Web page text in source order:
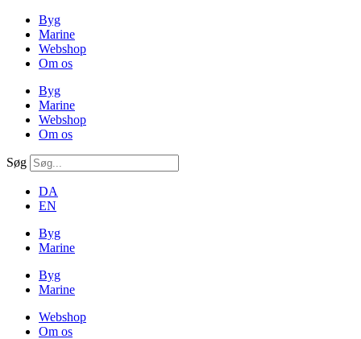
Byg
Marine
Webshop
Om os
Byg
Marine
Webshop
Om os
Søg
DA
EN
Byg
Marine
Byg
Marine
Webshop
Om os